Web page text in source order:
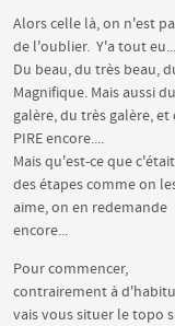
Alors celle là, on n'est
de l'oublier. Y'a tout eu...
Du beau, du très beau,
Magnifique. Mais aussi du
galère, du très galère, et
PIRE encore....
Mais qu'est-ce que
des étapes comme on
aime, on en redemande
encore...
Pour commencer,
contrairement à
vais vous situer le topo